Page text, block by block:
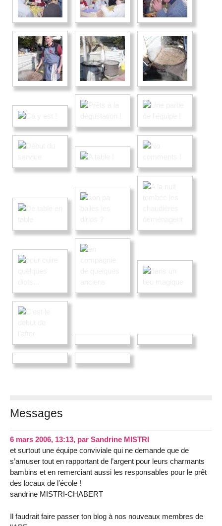
Messages
6 mars 2006, 13:13, par Sandrine MISTRI
et surtout une équipe conviviale qui ne demande que de
s’amuser tout en rapportant de l’argent pour leurs charmants
bambins et en remerciant aussi les responsables pour le prêt
des locaux de l’école !
sandrine MISTRI-CHABERT
Il faudrait faire passer ton blog à nos nouveaux membres de